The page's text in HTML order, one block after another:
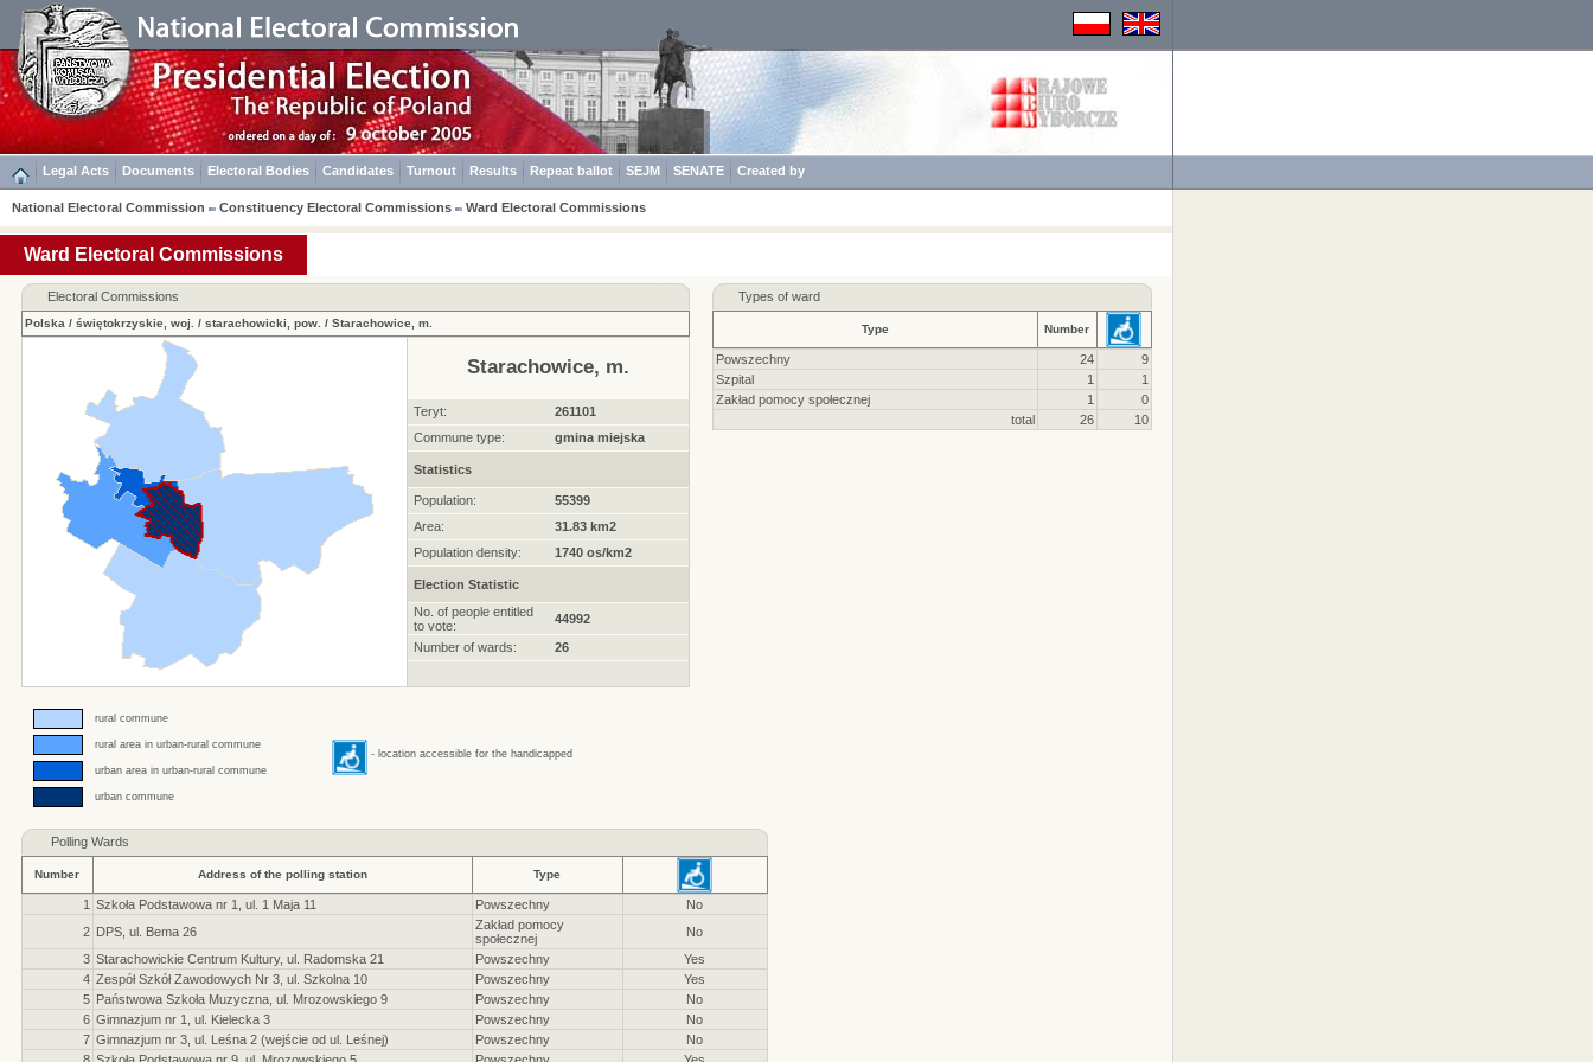
Legal Acts Documents Electoral Bodies Candidates Turnout Results Repeat ballot SEJM SENATE Created by
National Electoral Commission Constituency Electoral Commissions Ward Electoral Commissions
Ward Electoral Commissions
Electoral Commissions
Polska / świętokrzyskie, woj. / starachowicki, pow. / Starachowice, m.
Starachowice, m.
Teryt:
261101
Commune type:
gmina miejska
Statistics
Population:
55399
Area:
31.83 km2
Population density:
1740 os/km2
Election Statistic
No. of people entitled
to vote:
44992
Number of wards:
26
rural commune
- location accessible for the handicapped
rural area in urban-rural commune
urban area in urban-rural commune
urban commune
Types of ward
Type Number
Powszechny 24
9
Szpital
1
1
Zakład pomocy społecznej
1
0
total
26 10
Polling Wards
Number Address of the polling station Type
1 Szkoła Podstawowa nr 1, ul. 1 Maja 11 Powszechny
No
2 DPS, ul. Bema 26
Zakład pomocy
społecznej
No
3 Starachowickie Centrum Kultury, ul. Radomska 21 Powszechny
Yes
4 Zespół Szkół Zawodowych Nr 3, ul. Szkolna 10 Powszechny
Yes
5 Państwowa Szkoła Muzyczna, ul. Mrozowskiego 9 Powszechny
No
6 Gimnazjum nr 1, ul. Kielecka 3 Powszechny
No
7 Gimnazjum nr 3, ul. Leśna 2 (wejście od ul. Leśnej) Powszechny
No